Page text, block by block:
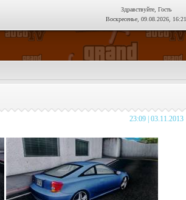
Здравствуйте, Гость
Воскресенье, 09.08.2026, 16:21
23:09 | 03.11.2013